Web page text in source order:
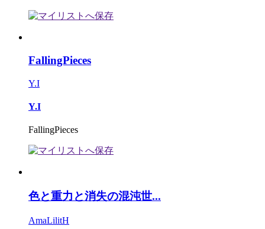
FallingPieces
Y.I
Y.I
FallingPieces
色と重力と消失の混沌世...
AmaLilitH